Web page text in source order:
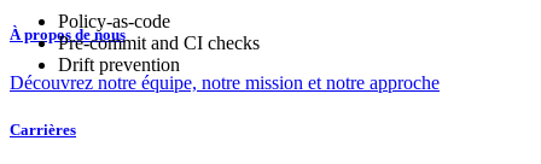
À propos de nous
Découvrez notre équipe, notre mission et notre approche
Carrières
Policy-as-code
Pre-commit and CI checks
Drift prevention